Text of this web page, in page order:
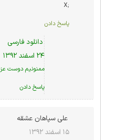
;X
پاسخ دادن
دانلود فارسی
۲۴ اسفند ۱۳۹۲
ممنونیم دوست
پاسخ دادن
علی سپاهان عشقه
۱۵ اسفند ۱۳۹۲